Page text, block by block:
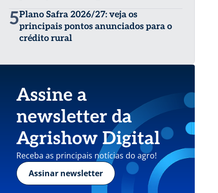
5Plano Safra 2026/27: veja os
principais pontos anunciados para o
crédito rural
Assine a
newsletter da
Agrishow Digital
Receba as principais notícias do agro!
Assinar newsletter